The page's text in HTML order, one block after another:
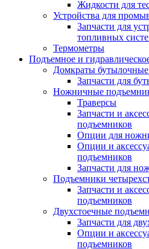
Жидкости для
Устройства для
Запчасти для
топливных
Термометры
Подъемное и
Домкраты бутылочные
Запчасти для
Ножничные
Траверсы
Запчасти и
подъемников
Опции для
Опции и
подъемников
Запчасти для
Подъемники
Запчасти и
подъемников
Двухстоечные
Запчасти для
Опции и
подъемников